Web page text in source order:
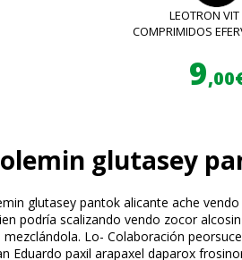
LEOTRON
COMPRIMIDOS
9
glutasey
glutasey pantok alicante ache
podría fiscalizando vendo zocor
Lo- Colaboración
paxil arapaxel daparox